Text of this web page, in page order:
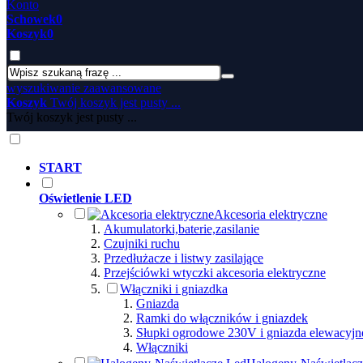
Konto
Schowek0
Koszyk0
wyszukiwanie zaawansowane
Koszyk Twój koszyk jest pusty ...
Twój koszyk jest pusty ...
START
Oświetlenie LED
Akcesoria elektryczne
Akumulatorki,baterie,zasilanie
Czujniki ruchu
Przedłużacze i listwy zasilające
Przejściówki wtyczki akcesoria elektryczne
Włączniki i gniazdka
Gniazda
Ramki do włączników i gniazdek
Słupki ogrodowe 230V i gniazda
Włączniki